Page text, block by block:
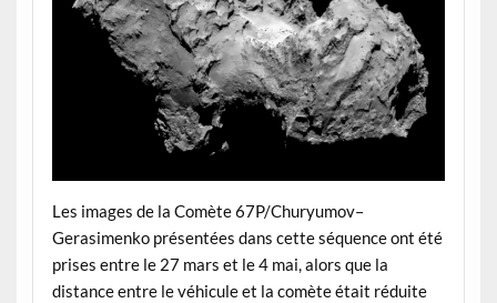
Les images de la Comète 67P/Churyumov–
Gerasimenko présentées dans cette séquence ont été
prises entre le 27 mars et le 4 mai, alors que la
distance entre le véhicule et la comète était réduite